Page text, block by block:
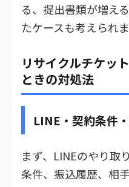
る、提出書類が増え
たケースも考えられま
リサイクルチケッ
ときの対処法
LINE・契約条件
まず、LINEのやり取
条件、振込履歴、相